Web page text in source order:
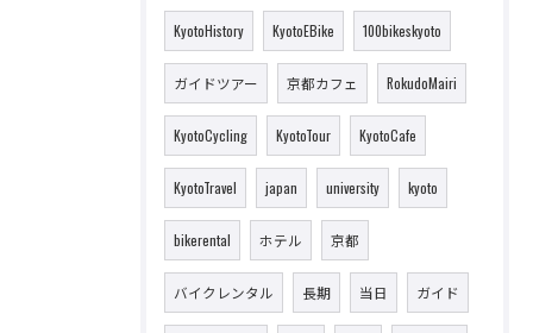
KyotoHistory KyotoEBike 100bikeskyoto
ガイドツアー 京都カフェ RokudoMairi
KyotoCycling KyotoTour KyotoCafe
KyotoTravel japan university kyoto
bikerental ホテル 京都
バイクレンタル 長期 当日 ガイド